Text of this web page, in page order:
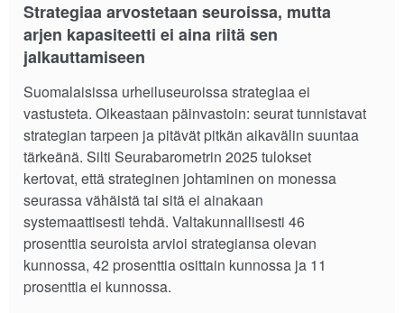
Strategiaa arvostetaan seuroissa, mutta
arjen kapasiteetti ei aina riitä sen
jalkauttamiseen
Suomalaisissa urheiluseuroissa strategiaa ei
vastusteta. Oikeastaan päinvastoin: seurat tunnistavat
strategian tarpeen ja pitävät pitkän aikavälin suuntaa
tärkeänä. Silti Seurabarometrin 2025 tulokset
kertovat, että strateginen johtaminen on monessa
seurassa vähäistä tai sitä ei ainakaan
systemaattisesti tehdä. Valtakunnallisesti 46
prosenttia seuroista arvioi strategiansa olevan
kunnossa, 42 prosenttia osittain kunnossa ja 11
prosenttia ei kunnossa.